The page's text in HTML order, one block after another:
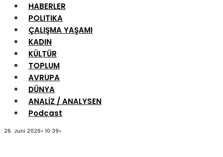
HABERLER
POLITIKA
ÇALIŞMA YAŞAMI
KADIN
KÜLTÜR
TOPLUM
AVRUPA
DÜNYA
ANALİZ / ANALYSEN
Podcast
26. Juni 2026• 10:39•